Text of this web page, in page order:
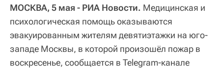
МОСКВА, 5 мая - РИА Новости. Медицинская и
психологическая помощь оказываются
эвакуированным жителям девятиэтажки на юго-
западе Москвы, в которой произошёл пожар в
воскресенье, сообщается в Telegram-канале